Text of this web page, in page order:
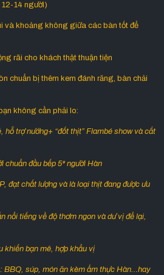
12-14 người)
và khoảng không giữa các bàn tốt để
rãi cho khách thật thuận tiện
chuẩn bị thêm kem đánh răng, bàn chải
không cần phải lo:
hỗ trợ nướng+ “đốt thịt” Flambé show và cắt
chuẩn đầu bếp 5* người Hàn
đạt chất lượng và là loại thịt đang được ưu
nổi tiếng về độ thơm ngon và dư vị để lại,
khiến bạn mê, hợp khẩu vị
BBQ, súp, món ăn kèm ẩm thực Hàn…hay